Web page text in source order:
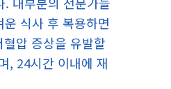
식사 후 복용하면
압 증상을 유발할
, 24시간 이내에 재